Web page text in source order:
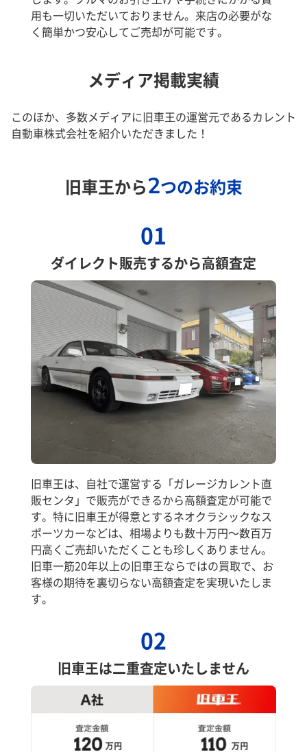
用も一切いただいておりません。来店の必要がな
く簡単かつ安心してご売却が可能です。
メディア掲載実績
このほか、多数メディアに旧車王の運営元であるカレント
自動車株式会社を紹介いただきました！
旧車王から2つのお約束
01
ダイレクト販売するから高額査定
旧車王は、自社で運営する「ガレージカレント直
販センタ」で販売ができるから高額査定が可能で
す。特に旧車王が得意とするネオクラシックなス
ポーツカーなどは、相場よりも数十万円～数百万
円高くご売却いただくことも珍しくありません。
旧車一筋20年以上の旧車王ならではの買取で、お
客様の期待を裏切らない高額査定を実現いたしま
す。
02
旧車王は二重査定いたしません